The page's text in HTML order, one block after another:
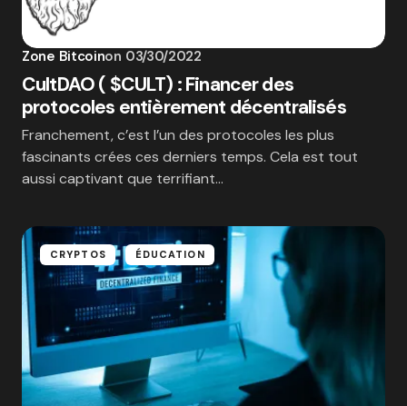
Zone Bitcoinon 03/30/2022
CultDAO ( $CULT) : Financer des
protocoles entièrement décentralisés
Franchement, c’est l’un des protocoles les plus
fascinants crées ces derniers temps. Cela est tout
aussi captivant que terrifiant…
CRYPTOS ÉDUCATION